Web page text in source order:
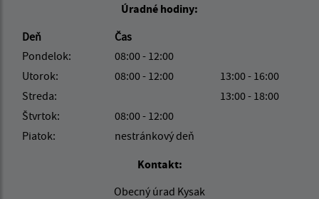
Úradné hodiny:
Deň
Čas
Pondelok:
08:00 - 12:00
Utorok:
08:00 - 12:00
13:00 - 16:00
Streda:
13:00 - 18:00
Štvrtok:
08:00 - 12:00
Piatok:
nestránkový deň
Kontakt:
Obecný úrad Kysak